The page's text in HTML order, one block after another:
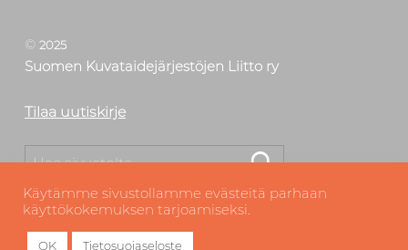
© 2025
Suomen Kuvataidejärjestöjen Liitto ry
Tilaa uutiskirje
Etsi
Käytämme sivustollamme evästeitä parhaan
käyttökokemuksen tarjoamiseksi.
OK Tietosuojaseloste